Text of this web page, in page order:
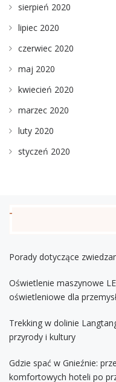
sierpień 2020
lipiec 2020
czerwiec 2020
maj 2020
kwiecień 2020
marzec 2020
luty 2020
styczeń 2020
Porady dotyczące
Oświetlenie maszynowe
oświetleniowe dla
Trekking w dolinie
przyrody i kultury
Gdzie spać w Gnieźnie:
komfortowych hoteli po